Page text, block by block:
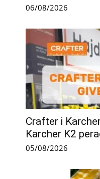
06/08/2026
Crafter i
Karcher K2
05/08/2026